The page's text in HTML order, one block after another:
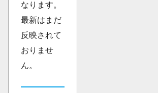
なります。
最新はまだ
反映されて
おりませ
ん。